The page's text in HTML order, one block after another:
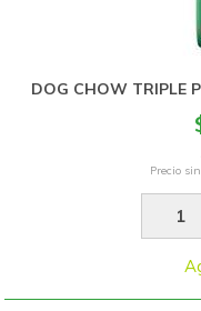
DOG CHOW TRIPLE
Precio